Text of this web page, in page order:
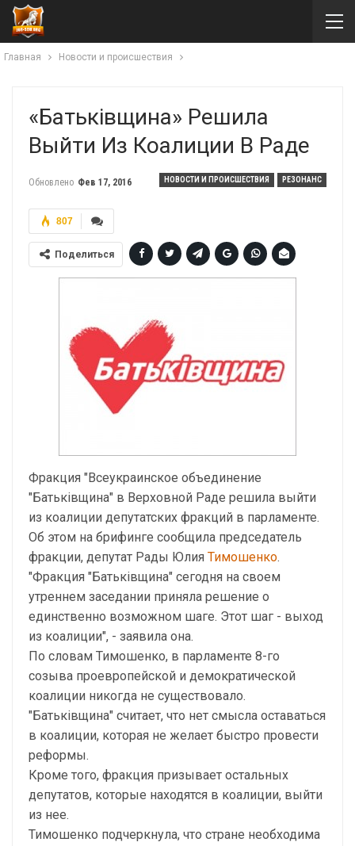
Главная Новости и происшествия
«Батьківщина» Решила
Выйти Из Коалиции В Раде
НОВОСТИ И ПРОИСШЕСТВИЯ РЕЗОНАНС
Обновлено Фев 17, 2016
807
Поделиться
Фракция "Всеукраинское объединение
"Батьківщина" в Верховной Раде решила выйти
из коалиции депутатских фракций в парламенте.
Об этом на брифинге сообщила председатель
фракции, депутат Рады Юлия Тимошенко.
"Фракция "Батьківщина" сегодня на своем
утреннем заседании приняла решение о
единственно возможном шаге. Этот шаг - выход
из коалиции", - заявила она.
По словам Тимошенко, в парламенте 8-го
созыва проевропейской и демократической
коалиции никогда не существовало.
"Батьківщина" считает, что нет смысла оставаться
в коалиции, которая не желает быстро провести
реформы.
Кроме того, фракция призывает остальных
депутатов, которые находятся в коалиции, выйти
из нее.
Тимошенко подчеркнула, что стране необходима